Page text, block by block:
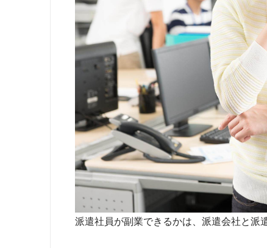
派遣社員が副業できるかは、派遣会社と派